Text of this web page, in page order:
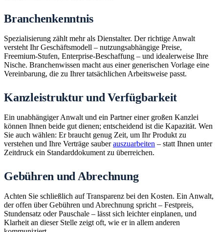
Branchenkenntnis
Spezialisierung zählt mehr als Dienstalter. Der richtige Anwalt
versteht Ihr Geschäftsmodell – nutzungsabhängige Preise,
Freemium-Stufen, Enterprise-Beschaffung – und idealerweise Ihre
Nische. Branchenwissen macht aus einer generischen Vorlage eine
Vereinbarung, die zu Ihrer tatsächlichen Arbeitsweise passt.
Kanzleistruktur und Verfügbarkeit
Ein unabhängiger Anwalt und ein Partner einer großen Kanzlei
können Ihnen beide gut dienen; entscheidend ist die Kapazität. Wen
Sie auch wählen: Er braucht genug Zeit, um Ihr Produkt zu
verstehen und Ihre Verträge sauberauszuarbeiten – statt Ihnen unter
Zeitdruck ein Standarddokument zu überreichen.
Gebühren und Abrechnung
Achten Sie schließlich auf Transparenz bei den Kosten. Ein Anwalt,
der offen über Gebühren und Abrechnung spricht – Festpreis,
Stundensatz oder Pauschale – lässt sich leichter einplanen, und
Klarheit an dieser Stelle zeigt oft, wie er in allem anderen